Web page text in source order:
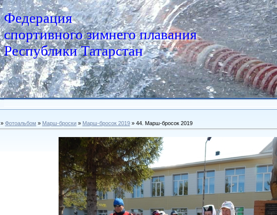
Федерация
спортивного зимнего плавания
Республики Татарстан
» Фотоальбом » Марш-броски » Марш-бросок 2019 » 44. Марш-бросок 2019